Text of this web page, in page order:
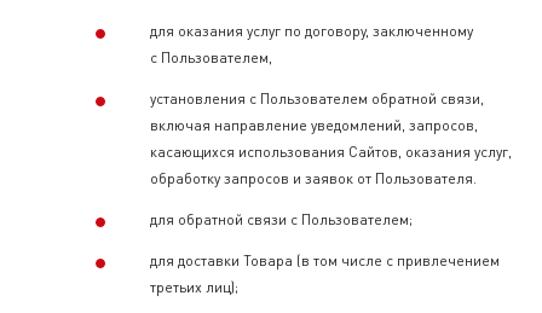
для оказания услуг по договору, заключенному
с Пользователем,
установления с Пользователем обратной связи,
включая направление уведомлений, запросов,
касающихся использования Сайтов, оказания услуг,
обработку запросов и заявок от Пользователя.
для обратной связи с Пользователем;
для доставки Товара (в том числе с привлечением
третьих лиц);